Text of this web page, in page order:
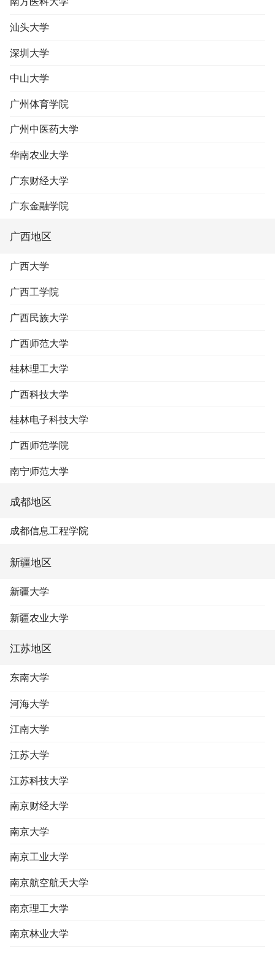
汕头大学
深圳大学
中山大学
广州体育学院
广州中医药大学
华南农业大学
广东财经大学
广东金融学院
广西地区
广西大学
广西工学院
广西民族大学
广西师范大学
桂林理工大学
广西科技大学
桂林电子科技大学
广西师范学院
南宁师范大学
成都地区
成都信息工程学院
新疆地区
新疆大学
新疆农业大学
江苏地区
东南大学
河海大学
江南大学
江苏大学
江苏科技大学
南京财经大学
南京大学
南京工业大学
南京航空航天大学
南京理工大学
南京林业大学